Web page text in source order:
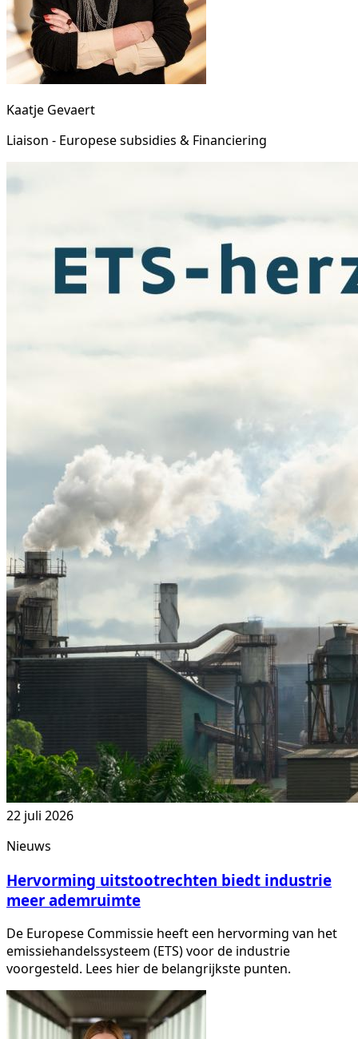
Kaatje Gevaert
Liaison - Europese subsidies & Financiering
22 juli 2026
Nieuws
Hervorming uitstootrechten biedt industrie
meer ademruimte
De Europese Commissie heeft een hervorming van het
emissiehandelssysteem (ETS) voor de industrie
voorgesteld. Lees hier de belangrijkste punten.